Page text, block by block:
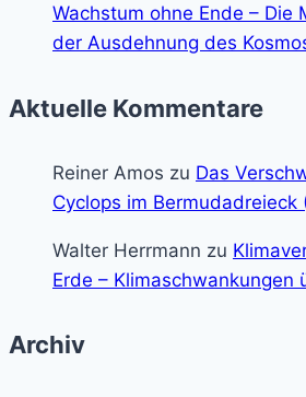
Wachstum ohne Ende – Die
der Ausdehnung des
Aktuelle Kommentare
Reiner Amos zu Das
Cyclops im Bermudadreieck
Walter Herrmann zu
Erde – Klimaschwankungen
Archiv